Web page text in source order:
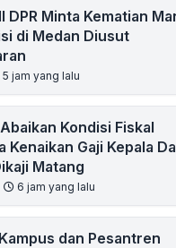
DPR Minta Kematian
di Medan Diusut
5 jam yang lalu
Kondisi Fiskal
Kenaikan Gaji Kepala
Matang
6 jam yang lalu
dan Pesantren